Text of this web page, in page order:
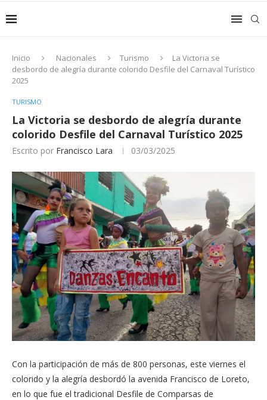
Inicio Nacionales Turismo
La Victoria se
desbordo de alegría durante colorido Desfile del Carnaval Turístico
2025
TURISMO
La Victoria se desbordo de alegría durante
colorido Desfile del Carnaval Turístico 2025
Escrito por Francisco Lara 03/03/2025
Con la participación de más de 800 personas, este viernes el
colorido y la alegría desbordó la avenida Francisco de Loreto,
en lo que fue el tradicional Desfile de Comparsas de